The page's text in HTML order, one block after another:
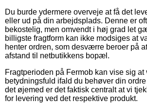
Du burde ydermere overveje at få det
eller ud på din arbejdsplads. Denne er
bekostelig, men omvendt i høj grad let
billigste fragtform kan ikke modsiges at
henter ordren, som desværre beroer på
afstand til netbutikkens bopæl.
Fragtperioden på Fermob kan vise sig
betydningsfuld ifald du behøver din
det øjemed er det faktisk centralt at vi
for levering ved det respektive produkt.